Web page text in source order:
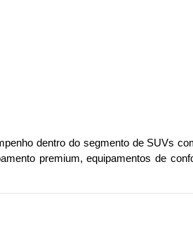
dentro do segmento de SUVs
premium, equipamentos de